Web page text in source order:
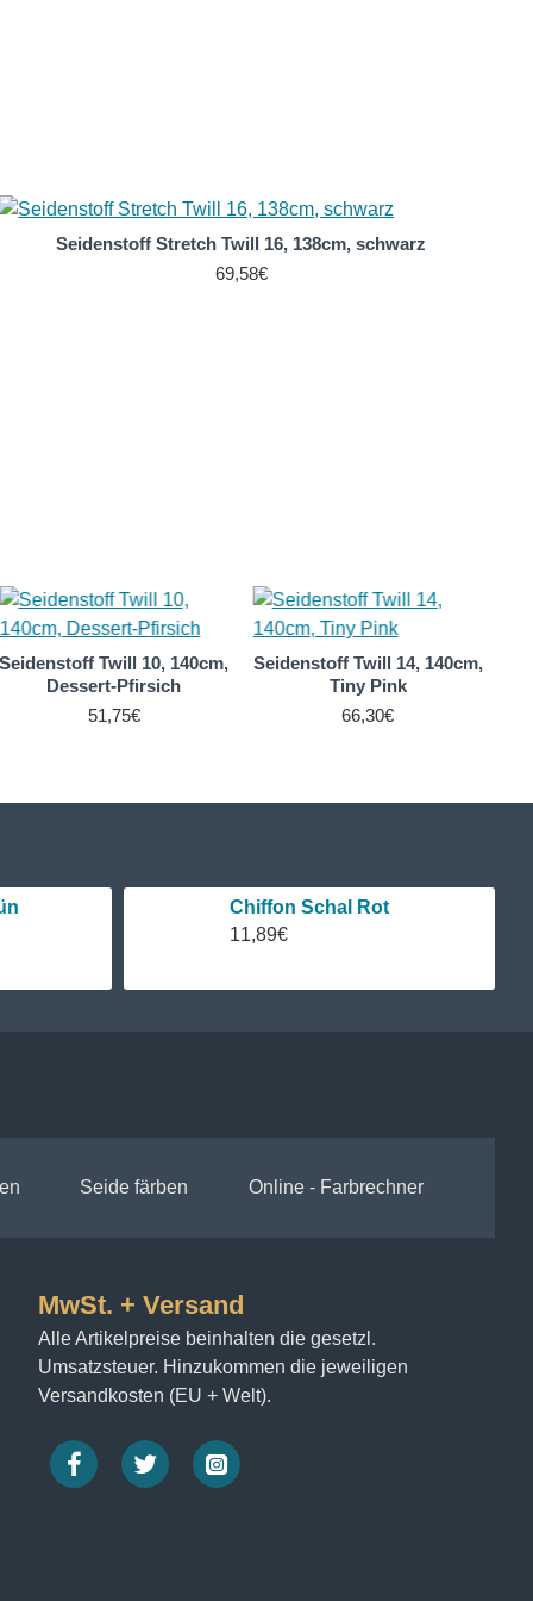
Seidenstoff Stretch Twill 16, 138cm, schwarz
69,58€
Seidenstoff Twill 10, 140cm,
Dessert-Pfirsich
51,75€
Seidenstoff Twill 14, 140cm,
Tiny Pink
66,30€
Chiffon Schal Rot
11,89€
Seide färben Online - Farbrechner
MwSt. + Versand
Alle Artikelpreise beinhalten die gesetzl.
Umsatzsteuer. Hinzukommen die jeweiligen
Versandkosten (EU + Welt).